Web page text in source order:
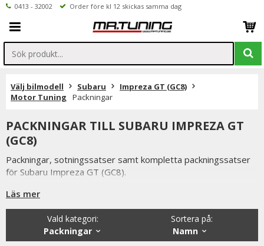
0413 - 32002 Order före kl 12 skickas samma dag
Välj bilmodell Subaru
Impreza GT (GC8)
Motor Tuning
Packningar
PACKNINGAR TILL SUBARU IMPREZA GT
(GC8)
Packningar, sotningssatser samt kompletta packningssatser
för Subaru Impreza GT (GC8).
Du har alltid 14 dagars returrätt och om du har några frågor
intresse för bilstyling & biltuning och svarar gladeligen på era
funderingar. På vardagar mellan 09 - 16 kan ni nå oss via
telefon: 0413-32002. Ni når oss även via
Läs mer
Sortera på:
Namn
Vald kategori:
Packningar